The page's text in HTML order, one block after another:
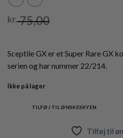
kr.75,00
Sceptile GX er et Super Rare GX
serien og har nummer 22/214.
Ikke på lager
TILFØJ TIL ØNSKESKYEN
Tilføj til